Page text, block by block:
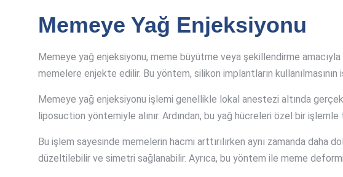
Memeye Yağ Enjeksiyonu
Memeye yağ enjeksiyonu, meme büyütme veya şekillendirme
memelere enjekte edilir. Bu yöntem, silikon implantların
Memeye yağ enjeksiyonu işlemi genellikle lokal anestezi altında
liposuction yöntemiyle alınır. Ardından, bu yağ hücreleri özel bir
Bu işlem sayesinde memelerin hacmi arttırılırken aynı zamanda daha
düzeltilebilir ve simetri sağlanabilir. Ayrıca, bu yöntem ile meme